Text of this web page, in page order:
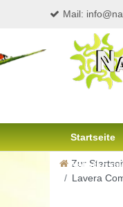
Mail:
Startseite
Zur
Lavera